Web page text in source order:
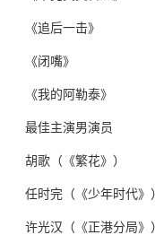
《追后一击》
《闭嘴》
《我的阿勒泰》
最佳主演男演员
胡歌（《繁花》）
任时完（《少年时代》）
许光汉（《正港分局》）